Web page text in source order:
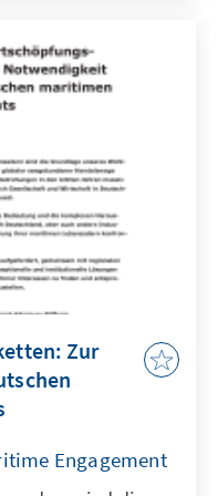
aufgrund
von
Zur
Engagement